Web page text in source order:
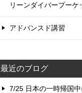
リーンダイバープーケ
アドバンスド講習
最近のブログ
7/25 日本の一時帰国